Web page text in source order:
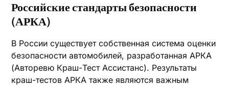
Российские стандарты безопасности
(АРКА)
В России существует собственная система оценки
безопасности автомобилей, разработанная АРКА
(Авторевю Краш-Тест Ассистанс). Результаты
краш-тестов АРКА также являются важным